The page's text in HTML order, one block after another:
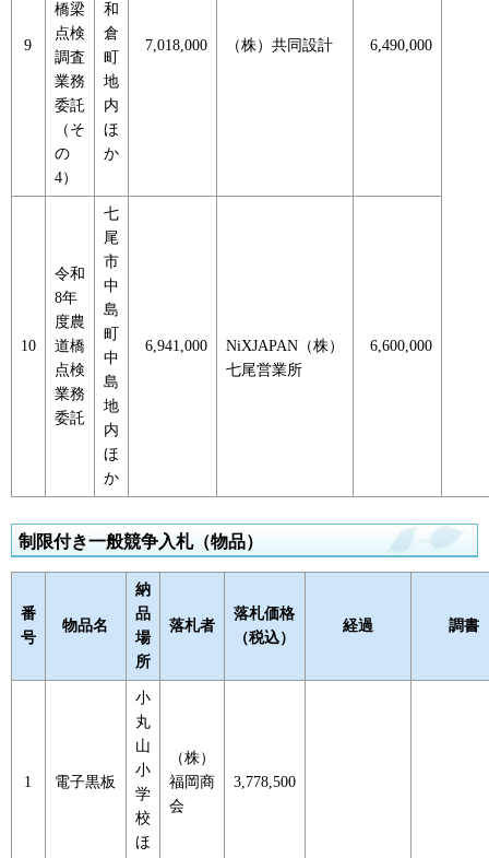
9
橋梁
点検
調査
業務
委託
（そ
の
4）
和
倉
町
地
内
ほ
か
7,018,000 （株）共同設計 6,490,000
10
令和
8年
度農
道橋
点検
業務
委託
七
尾
市
中
島
町
中
島
地
内
ほ
か
6,941,000
NiXJAPAN（株）
七尾営業所
6,600,000
制限付き一般競争入札（物品）
番
号
物品名
納
品
場
所
落札者
落札価格
（税込）
経過 調書
1 電子黒板
小
丸
山
小
学
校
ほ
（株）
福岡商
会
3,778,500